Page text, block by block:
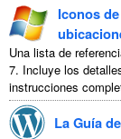
Iconos
Una lista de
7. Incluye los
instrucciones
La Guía